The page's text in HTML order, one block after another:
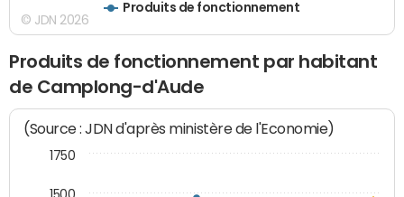
Produits de fonctionnement
© JDN 2026
Produits de fonctionnement par habitant
de Camplong-d'Aude
(Source : JDN d'après ministère de l'Economie)
1500
1750